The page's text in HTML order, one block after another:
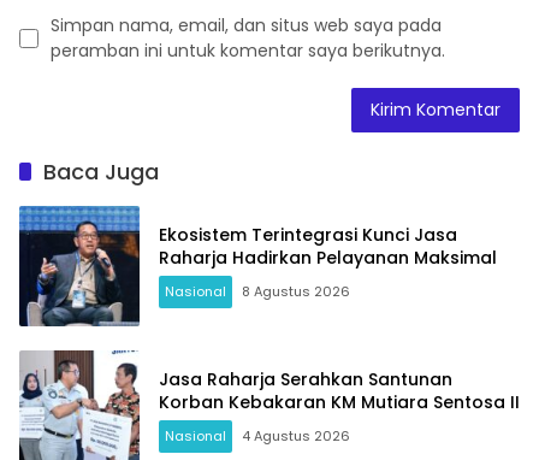
Simpan nama, email, dan situs web saya pada
peramban ini untuk komentar saya berikutnya.
Baca Juga
Ekosistem Terintegrasi Kunci Jasa
Raharja Hadirkan Pelayanan Maksimal
Nasional 8 Agustus 2026
Jasa Raharja Serahkan Santunan
Korban Kebakaran KM Mutiara Sentosa II
Nasional 4 Agustus 2026